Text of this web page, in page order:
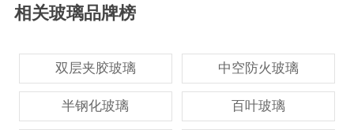
相关玻璃品牌榜
双层夹胶玻璃 中空防火玻璃
半钢化玻璃 百叶玻璃